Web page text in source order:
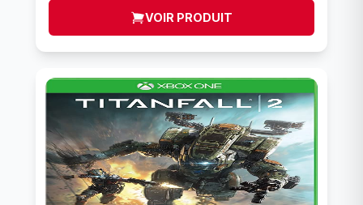
VOIR PRODUIT